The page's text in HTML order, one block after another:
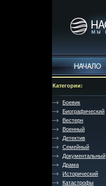
Категории:
Боевик
Биографический
Вестерн
Военный
Детектив
Семейный
Документальный
Драма
Исторический
Катастрофы